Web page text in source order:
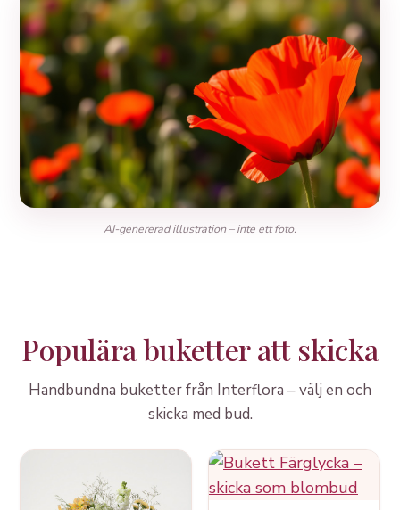
AI-genererad illustration – inte ett foto.
Populära buketter att skicka
Handbundna buketter från Interflora – välj en och
skicka med bud.